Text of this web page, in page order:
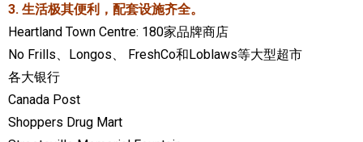
3. 生活极其便利，配套设施齐全。
Heartland Town Centre: 180家品牌商店
No Frills、Longos、 FreshCo和Loblaws等大型超市
各大银行
Canada Post
Shoppers Drug Mart